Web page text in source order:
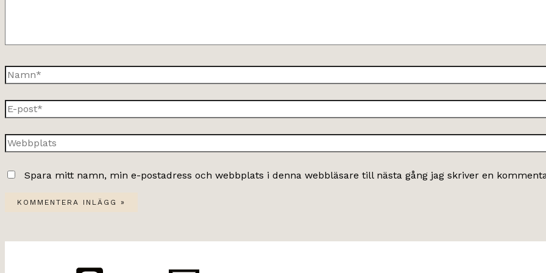
Namn*
E-
post*
Webbplats
Spara mitt namn, min e-postadress och webbplats i denna webbläsare till nästa gång jag skriver en